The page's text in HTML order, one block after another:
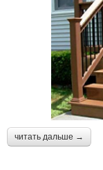
читать дальше →